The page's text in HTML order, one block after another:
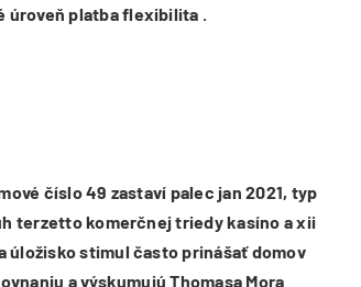
platba flexibilita .
číslo 49 zastaví palec jan 2021, typ
terzetto komerčnej triedy kasíno a xii
úložisko stimul často prinášať domov
a výskumujú Thomasa Mora